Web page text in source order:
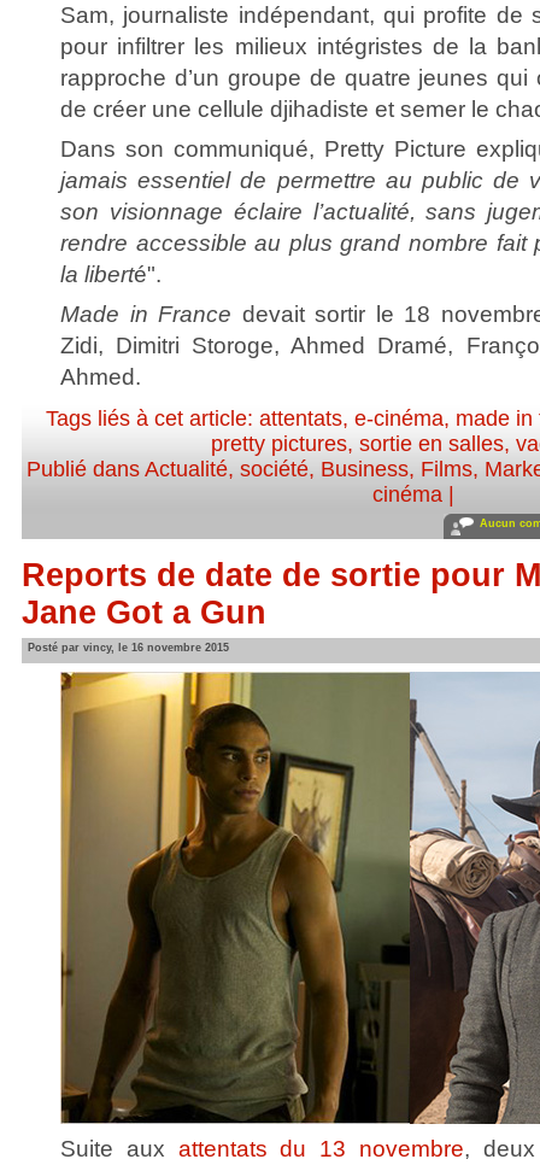
Sam, journaliste indépendant, qui profite de
pour infiltrer les milieux intégristes de la
rapproche d’un groupe de quatre jeunes
de créer une cellule djihadiste et semer le
Dans son communiqué, Pretty Picture
jamais essentiel de permettre au public de
son visionnage éclaire l’actualité, sans
rendre accessible au plus grand nombre fait
la liberté".
Made in France devait sortir le 18
Zidi, Dimitri Storoge, Ahmed Dramé,
Ahmed.
Tags liés à cet article:attentats,e-cinéma, made in
pretty pictures, sortie en salles,
Publié dansActualité, société, Business, Films,
cinéma
Aucun
Reports de date de sortie pour
Jane Got a Gun
Posté par vincy, le 16 novembre 2015
Suite aux attentats du 13 novembre,